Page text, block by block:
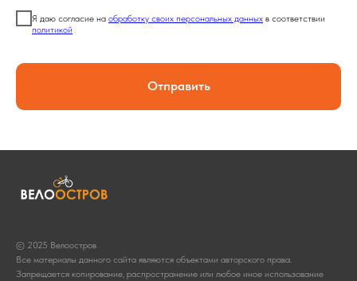
Я даю согласие на обработку своих персональных данных в соответствии
политикой
Отправить
© 2025 Велоостров
Все материалы данного сайта являются объектами авторского права.
Запрещается копирование, распространение или любое иное использование